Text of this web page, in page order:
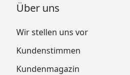
Über uns
Wir stellen uns vor
Kundenstimmen
Kundenmagazin